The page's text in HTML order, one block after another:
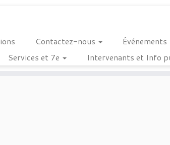
Contactez-nous Événements
Services et 7e Intervenants et Info